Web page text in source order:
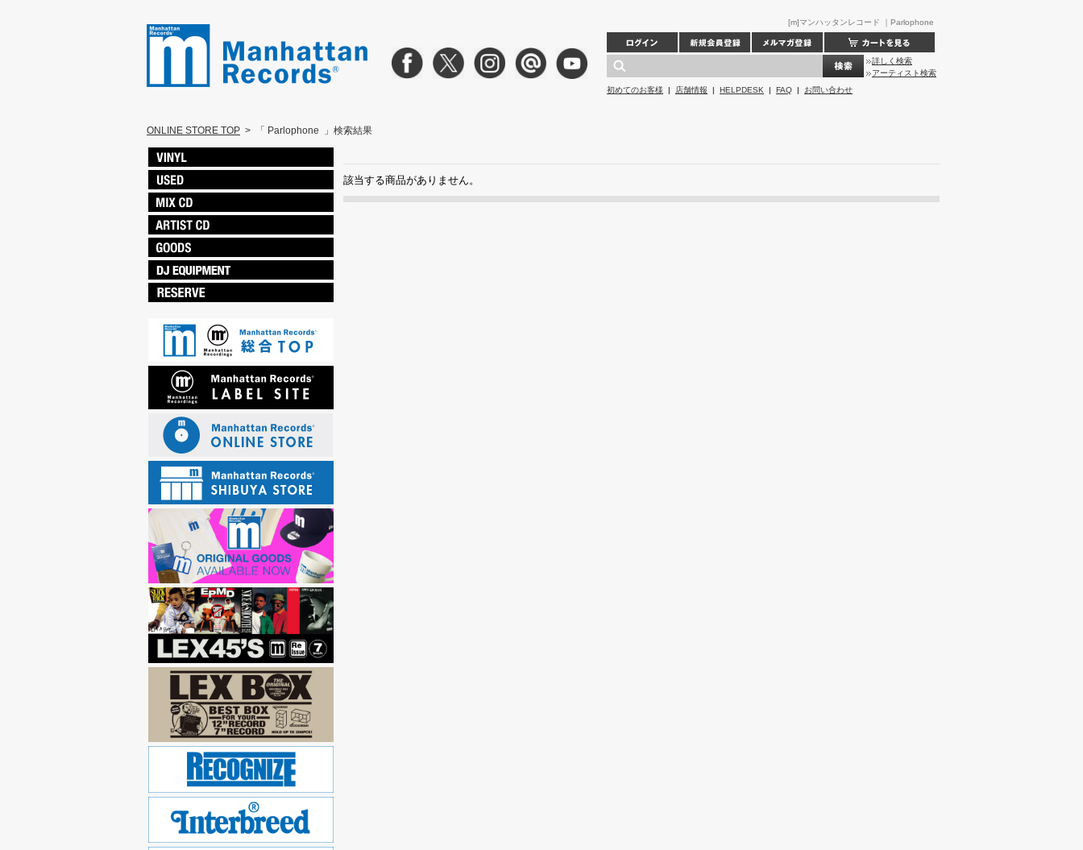
[m]マンハッタンレコード ｜Parlophone ‎
詳しく検索
アーティスト検索
初めてのお客様 | 店舗情報 | HELPDESK | FAQ | お問い合わせ
ONLINE STORE TOP > 「 Parlophone ‎ 」検索結果
該当する商品がありません。